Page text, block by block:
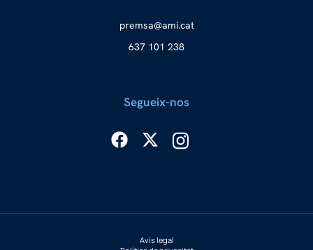
tac.i
ma@as
merp
637 101 238
Segueix-nos
Avís legal